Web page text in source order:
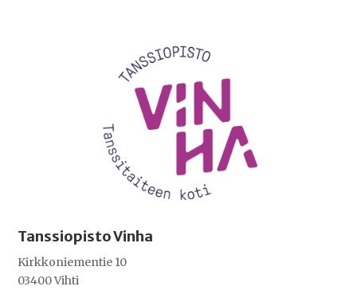
Tanssiopisto Vinha
Kirkkoniementie 10
03400 Vihti